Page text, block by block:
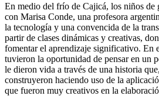
En medio del frío de Cajicá, los niños de
con Marisa Conde, una profesora
la tecnología y una convencida de la
partir de clases dinámicas y creativas,
fomentar el aprendizaje significativo. En
tuvieron la oportunidad de pensar en un
le dieron vida a través de una historia
construyeron haciendo uso de la
que fueron muy creativos en la